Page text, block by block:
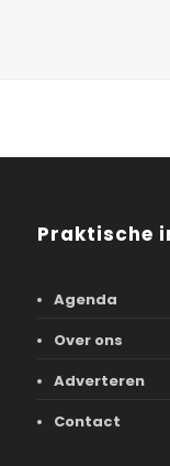
Praktische
Agenda
Over ons
Adverteren
Contact